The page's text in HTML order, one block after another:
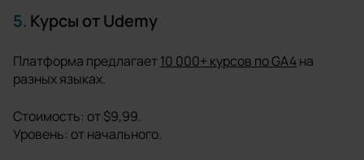
5. Курсы от Udemy
Платформа предлагает10 000+ курсов по GA4на
разных языках.
Стоимость: от $9,99.
Уровень: от начального.